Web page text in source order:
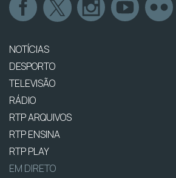
NOTÍCIAS
DESPORTO
TELEVISÃO
RÁDIO
RTP ARQUIVOS
RTP ENSINA
RTP PLAY
EM DIRETO